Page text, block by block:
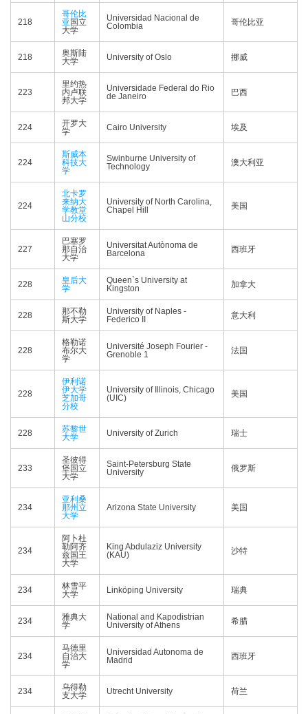
218
哥伦比
亚 国立
大学
Universidad Nacional de
Colombia
哥伦比亚
218
奥斯陆
大学
University of Oslo 挪威
223
里约热
内卢联
邦大学
Universidade Federal do Rio
de Janeiro
巴西
224
开罗大
学
Cairo University 埃及
224
斯威本
科技大
学
Swinburne University of
Technology
澳大利亚
224
北卡罗
来纳大
学教堂
山分校
University of North Carolina,
Chapel Hill
美国
227
巴塞罗
那自治
大学
Universitat Autònoma de
Barcelona
西班牙
228
皇后大
学
Queen`s University at
Kingston
加拿大
228
那不勒
斯大学
University of Naples -
Federico II
意大利
228
格勒诺
布尔大
学
Université Joseph Fourier -
Grenoble 1
法国
228
伊利诺
伊大学
芝加哥
分校
University of Illinois, Chicago
(UIC)
美国
228
苏黎世
大学
University of Zurich 瑞士
233
圣彼得
堡国立
大学
Saint-Petersburg State
University
俄罗斯
234
亚利桑
那州立
大学
Arizona State University 美国
234
阿卜杜
勒阿齐
兹国王
大学
King Abdulaziz University
(KAU)
沙特
234
林雪平
大学
Linköping University 瑞典
234
雅典大
学
National and Kapodistrian
University of Athens
希腊
234
马德里
自治大
学
Universidad Autonoma de
Madrid
西班牙
234
乌得勒
支大学
Utrecht University 荷兰